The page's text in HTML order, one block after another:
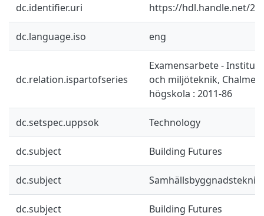
dc.identifier.uri https://hdl.handle.net/
dc.language.iso eng
dc.relation.ispartofseries
Examensarbete -
och miljöteknik,
högskola : 2011-86
dc.setspec.uppsok Technology
dc.subject Building Futures
dc.subject Samhällsbyggnadsteknik
dc.subject Building Futures